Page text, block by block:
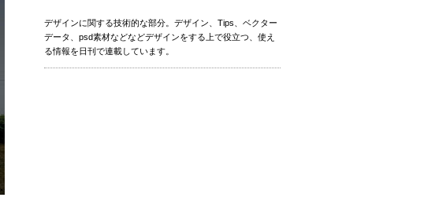
デザインに関する技術的な部分。デザイン、Tips、ベクター
データ、psd素材などなどデザインをする上で役立つ、使え
る情報を日刊で連載しています。